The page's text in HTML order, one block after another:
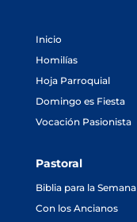
Inicio
Homilías
Hoja Parroquial
Domingo es Fiesta
Vocación Pasionista
Pastoral
Biblia para la Semana
Con los Ancianos